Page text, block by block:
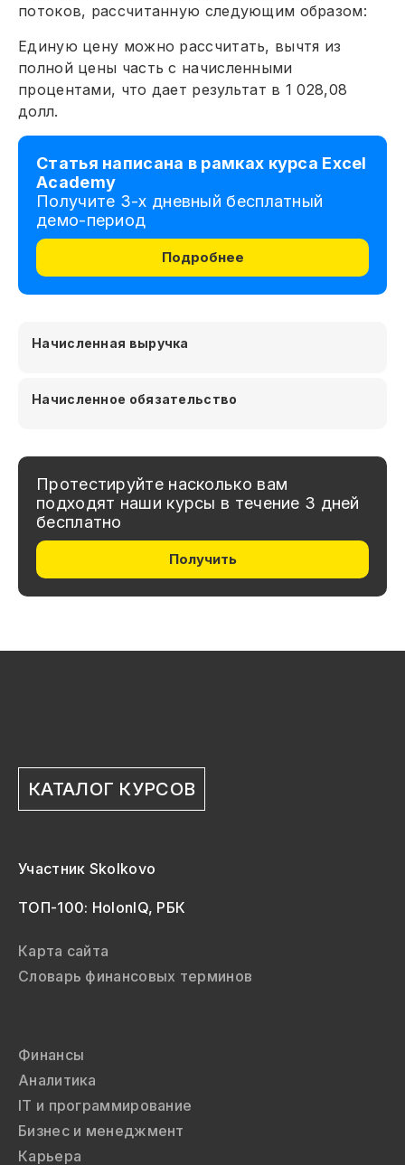
потоков, рассчитанную следующим образом:
Единую цену можно рассчитать, вычтя из
полной цены часть с начисленными
процентами, что дает результат в 1 028,08
долл.
Статья написана в рамках курса Excel
Academy
Получите 3-х дневный бесплатный
демо-период
Подробнее
Начисленная выручка
Начисленное обязательство
Протестируйте насколько вам
подходят наши курсы в течение 3 дней
бесплатно
Получить
КАТАЛОГ КУРСОВ
Участник Skolkovo
ТОП-100: HolonIQ, РБК
Карта сайта
Словарь финансовых терминов
Финансы
Аналитика
IT и программирование
Бизнес и менеджмент
Карьера